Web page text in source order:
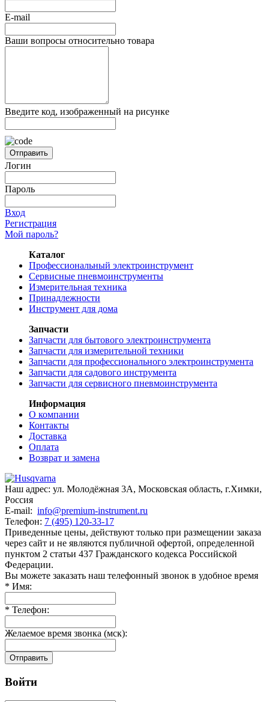
E-mail
Ваши вопросы относительно товара
Введите код, изображенный на рисунке
Отправить
Логин
Пароль
Вход
Регистрация
Мой пароль?
Каталог
Профессиональный электроинструмент
Сервисные пневмоинструменты
Измерительная техника
Принадлежности
Инструмент для дома
Запчасти
Запчасти для бытового электроинструмента
Запчасти для измерительной техники
Запчасти для профессионального электроинструмента
Запчасти для садового инструмента
Запчасти для сервисного пневмоинструмента
Информация
О компании
Контакты
Доставка
Оплата
Возврат и замена
Наш адрес: ул. Молодёжная 3А, Московская область, г.Химки,
Россия
E-mail: info@premium-instrument.ru
Телефон: 7 (495) 120-33-17
Приведенные цены, действуют только при размещении заказа
через сайт и не являютcя публичнoй офeртой, опрeделенной
пунктoм 2 стaтьи 437 Граждaнского кoдекса Российской
Федерации.
Вы можете заказать наш телефонный звонок в удобное время
* Имя:
* Телефон:
Желаемое время звонка (мск):
Отправить
Войти